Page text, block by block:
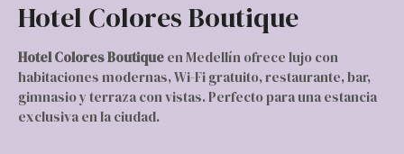
Hotel Colores Boutique
Hotel Colores Boutiqueen Medellín ofrece lujo con
habitaciones modernas, Wi-Fi gratuito, restaurante, bar,
gimnasio y terraza con vistas. Perfecto para una estancia
exclusiva en la ciudad.